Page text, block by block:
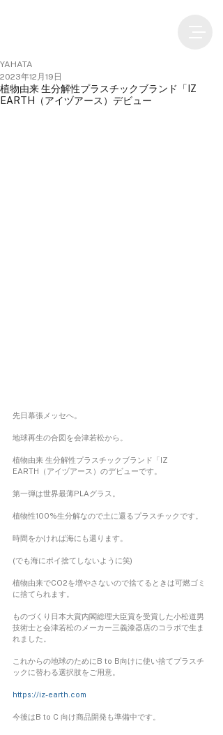
植物由来 生分解性プラスチックブランド「IZ
EARTH（アイヅアース）デビュー
YAHATA
2023年12月19日
先日幕張メッセへ。
地球再生の合図を会津若松から。
植物由来 生分解性プラスチックブランド「IZ
EARTH（アイヅアース）のデビューです。
第一弾は世界最薄PLAグラス。
植物性100%生分解なので土に還るプラスチックです。
時間をかければ海にも還ります。
(でも海にポイ捨てしないように笑)
植物由来でCO2を増やさないので捨てるときは可燃ゴミ
に捨てられます。
ものづくり日本大賞内閣総理大臣賞を受賞した小松道男
技術士と会津若松のメーカー三義漆器店のコラボで生ま
れました。
これからの地球のためにB to B向けに使い捨てプラスチ
ックに替わる選択肢をご用意。
https://iz-earth.com
今後はB to C 向け商品開発も準備中です。